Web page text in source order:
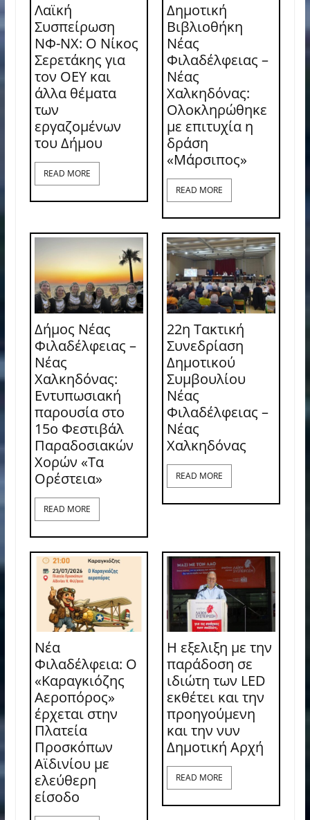
Λαϊκή
Συσπείρωση
ΝΦ-ΝΧ: O Νίκος
Σερετάκης για
τον ΟΕΥ και
άλλα θέματα
των
εργαζομένων
του Δήμου
READ MORE
Δημοτική
Βιβλιοθήκη
Νέας
Φιλαδέλφειας –
Νέας
Χαλκηδόνας:
Ολοκληρώθηκε
με επιτυχία η
δράση
«Μάρσιπος»
READ MORE
Δήμος Νέας
Φιλαδέλφειας –
Νέας
Χαλκηδόνας:
Εντυπωσιακή
παρουσία στο
15ο Φεστιβάλ
Παραδοσιακών
Χορών «Τα
Ορέστεια»
READ MORE
22η Τακτική
Συνεδρίαση
Δημοτικού
Συμβουλίου
Νέας
Φιλαδέλφειας –
Νέας
Χαλκηδόνας
READ MORE
Νέα
Φιλαδέλφεια: Ο
«Καραγκιόζης
Αεροπόρος»
έρχεται στην
Πλατεία
Προσκόπων
Αϊδινίου με
ελεύθερη
είσοδο
Η εξελιξη με την
παράδοση σε
ιδιώτη των LED
εκθέτει και την
προηγούμενη
και την νυν
Δημοτική Αρχή
READ MORE